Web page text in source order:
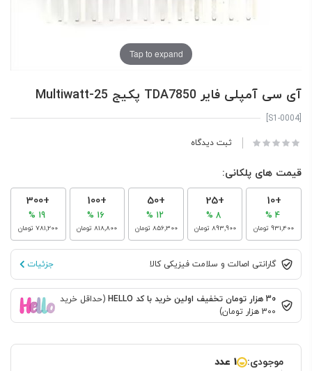
Tap to expand
آی سی آمپلی فایر TDA7850 پکیج Multiwatt-25
ثبت دیدگاه
قیمت های پلکانی:
+10
4 %
‎931٬400 تومان
+25
‎893٬900 تومان
+50
12 %
‎856٬300 تومان
+100
16 %
‎818٬800 تومان
+300
19 %
‎781٬200 تومان
گارانتی اصالت و سلامت فیزیکی کالا جزئیات
30 هزار تومان تخفیف اولین خرید با کد HELLO
(حداقل خرید
300 هزار تومان)
موجودی: 1 عدد